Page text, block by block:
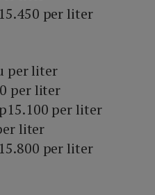
per liter
per liter
per liter
per liter
liter
per liter